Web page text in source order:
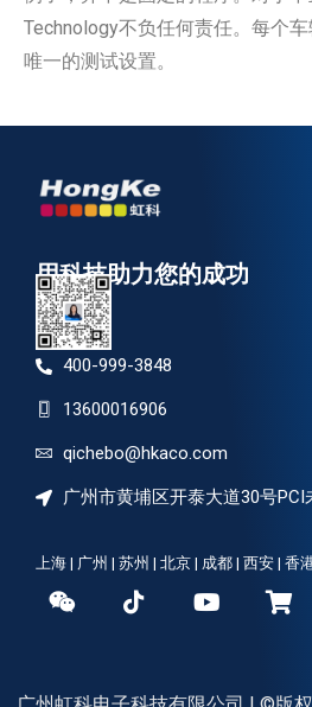
Technology不负任何责任。每个
唯一的测试设置。
用科技助力您的成功
400-999-3848
13600016906
qichebo@hkaco.com
广州市黄埔区开泰大道30号PCI
上海 | 广州 | 苏州 | 北京 | 成都 | 西安 | 香